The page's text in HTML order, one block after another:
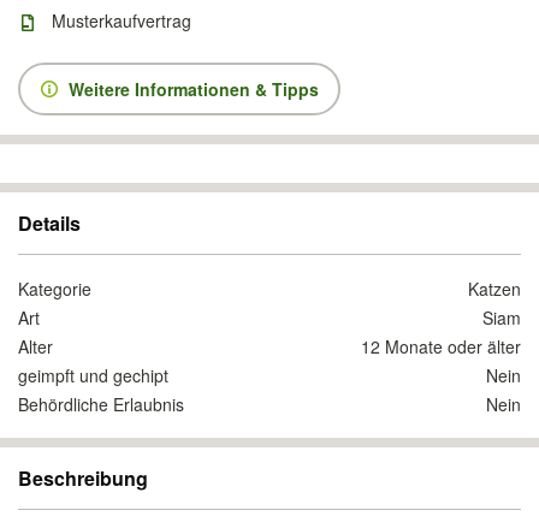
Musterkaufvertrag
Weitere Informationen & Tipps
Details
Kategorie
Katzen
Art
Siam
Alter
12 Monate oder älter
geimpft und gechipt
Nein
Behördliche Erlaubnis
Nein
Beschreibung